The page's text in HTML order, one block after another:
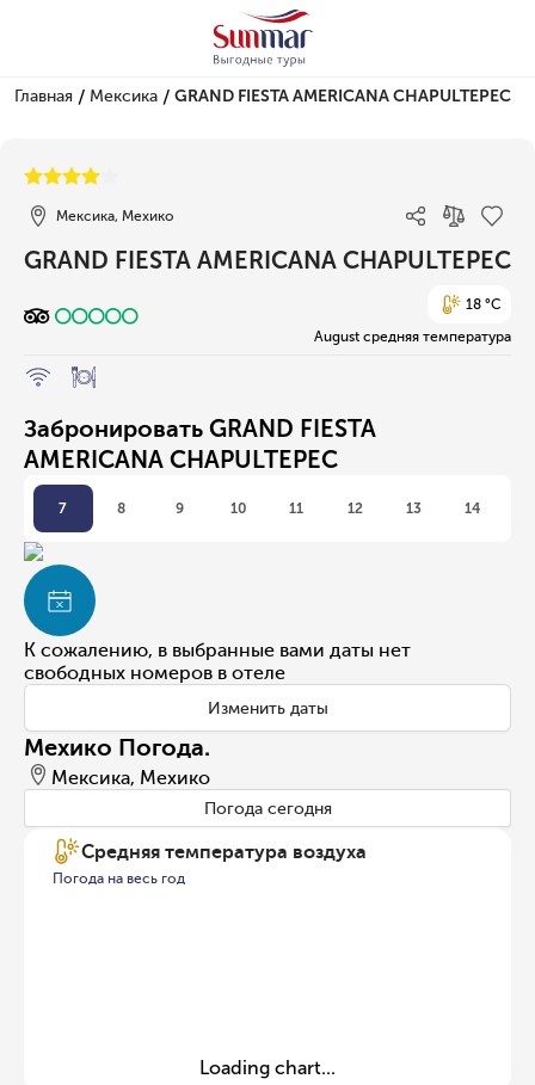
Главная / Мексика / GRAND FIESTA AMERICANA CHAPULTEPEC
Мексика, Мехико
GRAND FIESTA AMERICANA CHAPULTEPEC
18 °C
August средняя температура
Забронировать GRAND FIESTA
AMERICANA CHAPULTEPEC
7 8 9 10 11 12 13 14
К сожалению, в выбранные вами даты нет
свободных номеров в отеле
Изменить даты
Мехико Погода.
Мексика, Мехико
Погода сегодня
Средняя температура воздуха
Погода на весь год
Loading chart...